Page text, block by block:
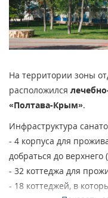
На территории зоны
расположился
«Полтава-Крым».
Инфраструктура
- 4 корпуса для
добраться до верхнего
- 32 коттеджа для
- 18 коттеджей, в